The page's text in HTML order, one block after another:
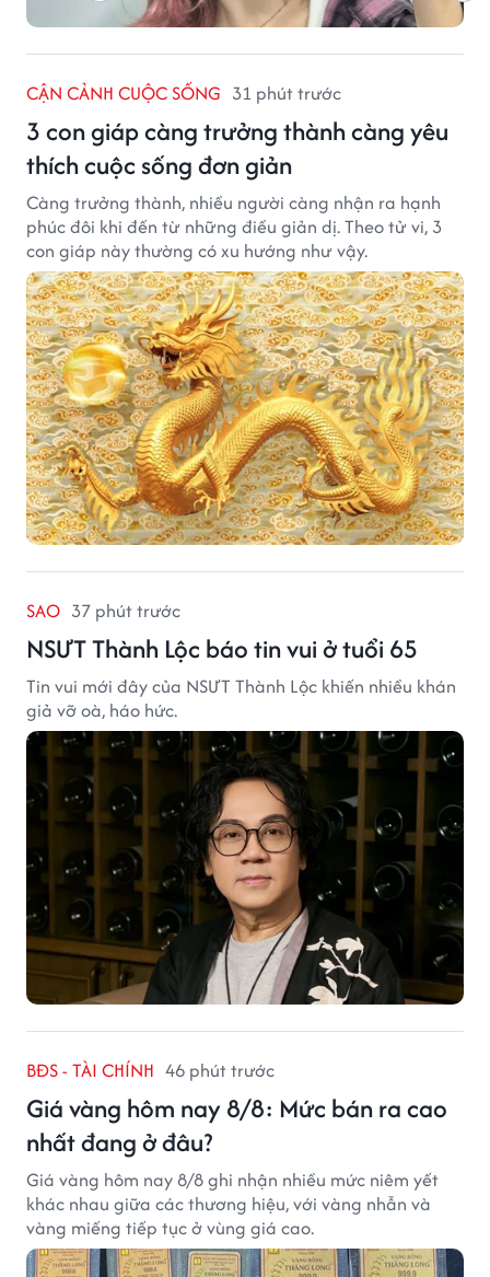
CẬN CẢNH CUỘC SỐNG 31 phút trước
3 con giáp càng trưởng thành càng yêu
thích cuộc sống đơn giản
Càng trưởng thành, nhiều người càng nhận ra hạnh
phúc đôi khi đến từ những điều giản dị. Theo tử vi, 3
con giáp này thường có xu hướng như vậy.
SAO 37 phút trước
NSƯT Thành Lộc báo tin vui ở tuổi 65
Tin vui mới đây của NSƯT Thành Lộc khiến nhiều khán
giả vỡ oà, háo hức.
BĐS - TÀI CHÍNH 46 phút trước
Giá vàng hôm nay 8/8: Mức bán ra cao
nhất đang ở đâu?
Giá vàng hôm nay 8/8 ghi nhận nhiều mức niêm yết
khác nhau giữa các thương hiệu, với vàng nhẫn và
vàng miếng tiếp tục ở vùng giá cao.